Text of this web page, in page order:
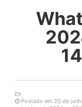
Postado em 20 de